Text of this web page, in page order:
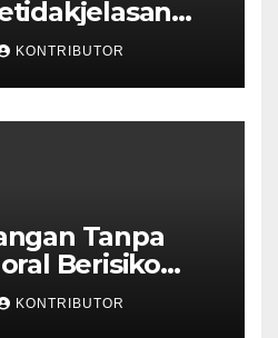
dan
KONTRIBUTOR
Tanpa
Berisiko
Kepercayaan
KONTRIBUTOR